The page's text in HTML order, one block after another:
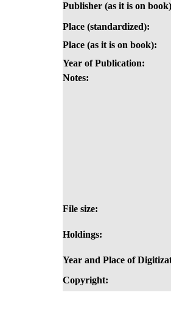
Publisher (as it is on
Place (standardized):
Place (as it is on book):
Year of Publication:
Notes:
File size:
Holdings:
Year and Place of
Copyright: